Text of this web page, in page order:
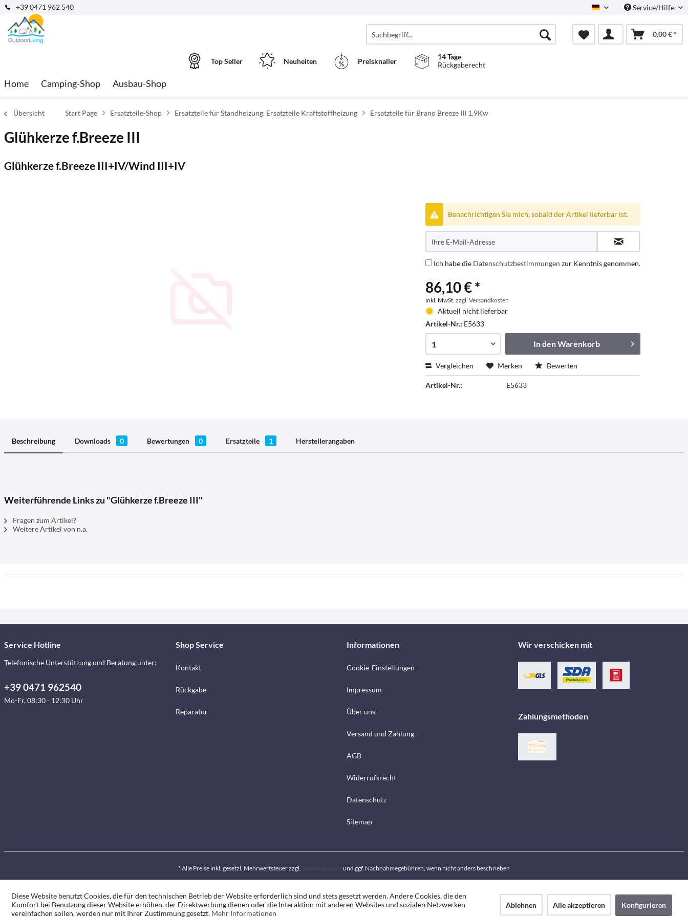
+39 0471 962 540 Deutsch Service/Hilfe
0,00 € *
Top Seller Neuheiten Preisknaller
14 Tage
Rückgaberecht
Home Camping-Shop Ausbau-Shop
Übersicht Start Page Ersatzteile-Shop Ersatzteile für Standheizung, Ersatzteile Kraftstoffheizung Ersatzteile für Brano Breeze III 1,9Kw
Glühkerze f.Breeze III
Glühkerze f.Breeze III+IV/Wind III+IV
Benachrichtigen Sie mich, sobald der Artikel lieferbar ist.
Ich habe die Datenschutzbestimmungen zur Kenntnis genommen.
86,10 € *
inkl. MwSt.zzgl. Versandkosten
Aktuell nicht lieferbar
Artikel-Nr.: E5633
In denWarenkorb
Vergleichen Merken Bewerten
Artikel-Nr.: E5633
Beschreibung Downloads 0 Bewertungen 0 Ersatzteile 1 Herstellerangaben
Weiterführende Links zu "Glühkerze f.Breeze III"
Fragen zum Artikel?
Weitere Artikel von n.a.
Service Hotline
Telefonische Unterstützung und Beratung unter:
+39 0471 962540
Mo-Fr, 08:30 - 12:30 Uhr
Shop Service
Kontakt
Rückgabe
Reparatur
Informationen
Cookie-Einstellungen
Impressum
Über uns
Versand und Zahlung
AGB
Widerrufsrecht
Datenschutz
Sitemap
Wir verschicken mit
Zahlungsmethoden
* Alle Preise inkl. gesetzl. Mehrwertsteuer zzgl. und ggf. Nachnahmegebühren, wenn nicht anders beschrieben
Diese Website benutzt Cookies, die für den technischen Betrieb der Website erforderlich sind und stets gesetzt werden. Andere Cookies, die den
Komfort bei Benutzung dieser Website erhöhen, der Direktwerbung dienen oder die Interaktion mit anderen Websites und sozialen Netzwerken
vereinfachen sollen, werden nur mit Ihrer Zustimmung gesetzt. Mehr Informationen
Ablehnen Alle akzeptieren Konfigurieren